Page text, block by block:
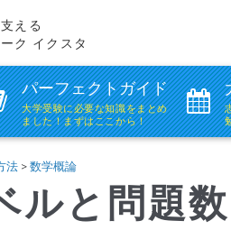
える
ク イクスタ
パーフェクトガイド
大学受験に必要な知識をまとめ
ました！まずはここから！
法 > 数学概論
ルと問題